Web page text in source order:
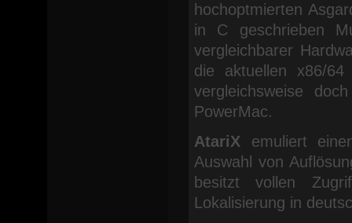
hochoptmierten
in C geschrieben
vergleichbarer
die aktuellen x86/
vergleichsweise
PowerMac.
AtariX emuliert
Auswahl von
besitzt vollen
Lokalisierung in